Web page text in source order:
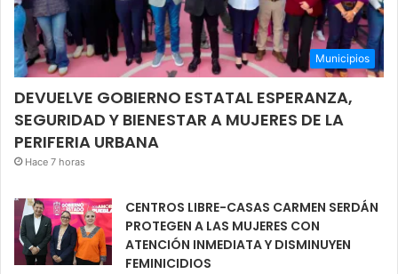
Municipios
DEVUELVE GOBIERNO ESTATAL ESPERANZA,
SEGURIDAD Y BIENESTAR A MUJERES DE LA
PERIFERIA URBANA
Hace 7 horas
CENTROS LIBRE-CASAS CARMEN SERDÁN
PROTEGEN A LAS MUJERES CON
ATENCIÓN INMEDIATA Y DISMINUYEN
FEMINICIDIOS